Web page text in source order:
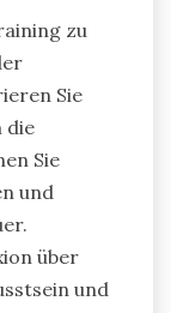
zu
Sie
die
Sie
und
über
und